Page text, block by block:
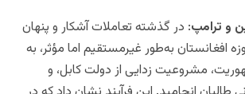
و ترامپ: در گذشته تعاملات آشکار و پنهان
افغانستان به‌طور غیرمستقیم اما مؤثر، به
مشروعیت‌ زدایی از دولت کابل، و